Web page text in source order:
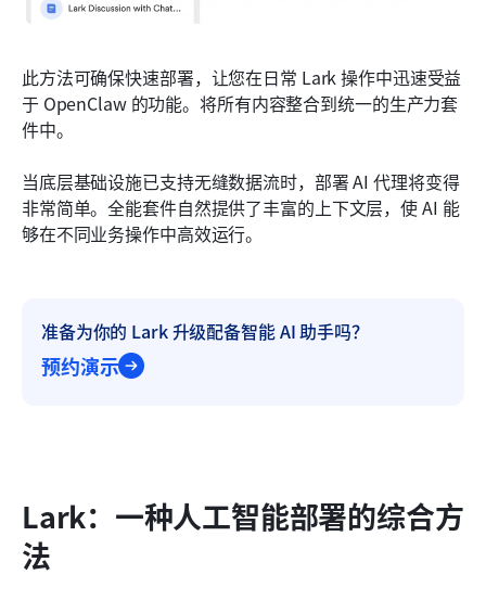
此方法可确保快速部署，让您在日常 Lark 操作中迅速受益
于 OpenClaw 的功能。将所有内容整合到统一的生产力套
件中。
当底层基础设施已支持无缝数据流时，部署 AI 代理将变得
非常简单。全能套件自然提供了丰富的上下文层，使 AI 能
够在不同业务操作中高效运行。
准备为你的 Lark 升级配备智能 AI 助手吗？
预约演示
Lark：一种人工智能部署的综合方
法